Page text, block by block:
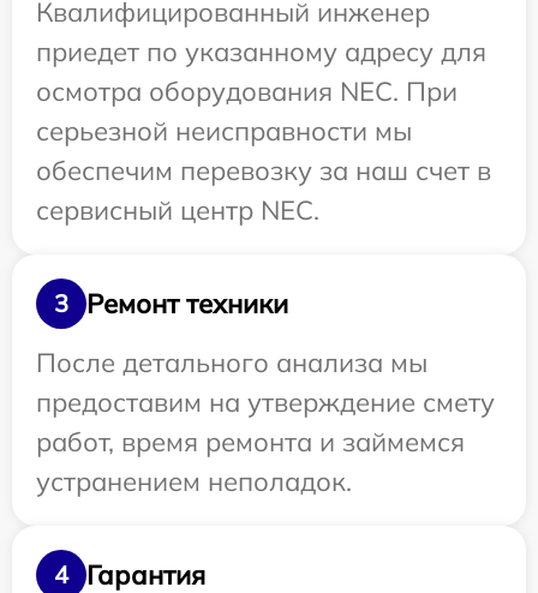
Квалифицированный инженер
приедет по указанному адресу для
осмотра оборудования NEC. При
серьезной неисправности мы
обеспечим перевозку за наш счет в
сервисный центр NEC.
3
Ремонт техники
После детального анализа мы
предоставим на утверждение смету
работ, время ремонта и займемся
устранением неполадок.
4
Гарантия